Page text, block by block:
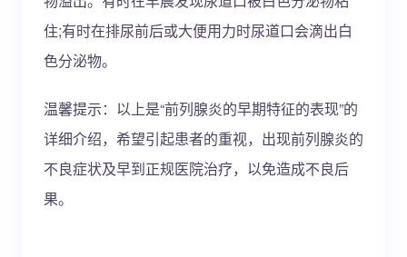
住;有时在排尿前后或大便用力时尿道口会滴出白
色分泌物。
温馨提示：以上是“前列腺炎的早期特征的表现”的
详细介绍，希望引起患者的重视，出现前列腺炎的
不良症状及早到正规医院治疗，以免造成不良后
果。